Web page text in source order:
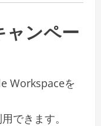
ャンペー
Workspaceを
できます。